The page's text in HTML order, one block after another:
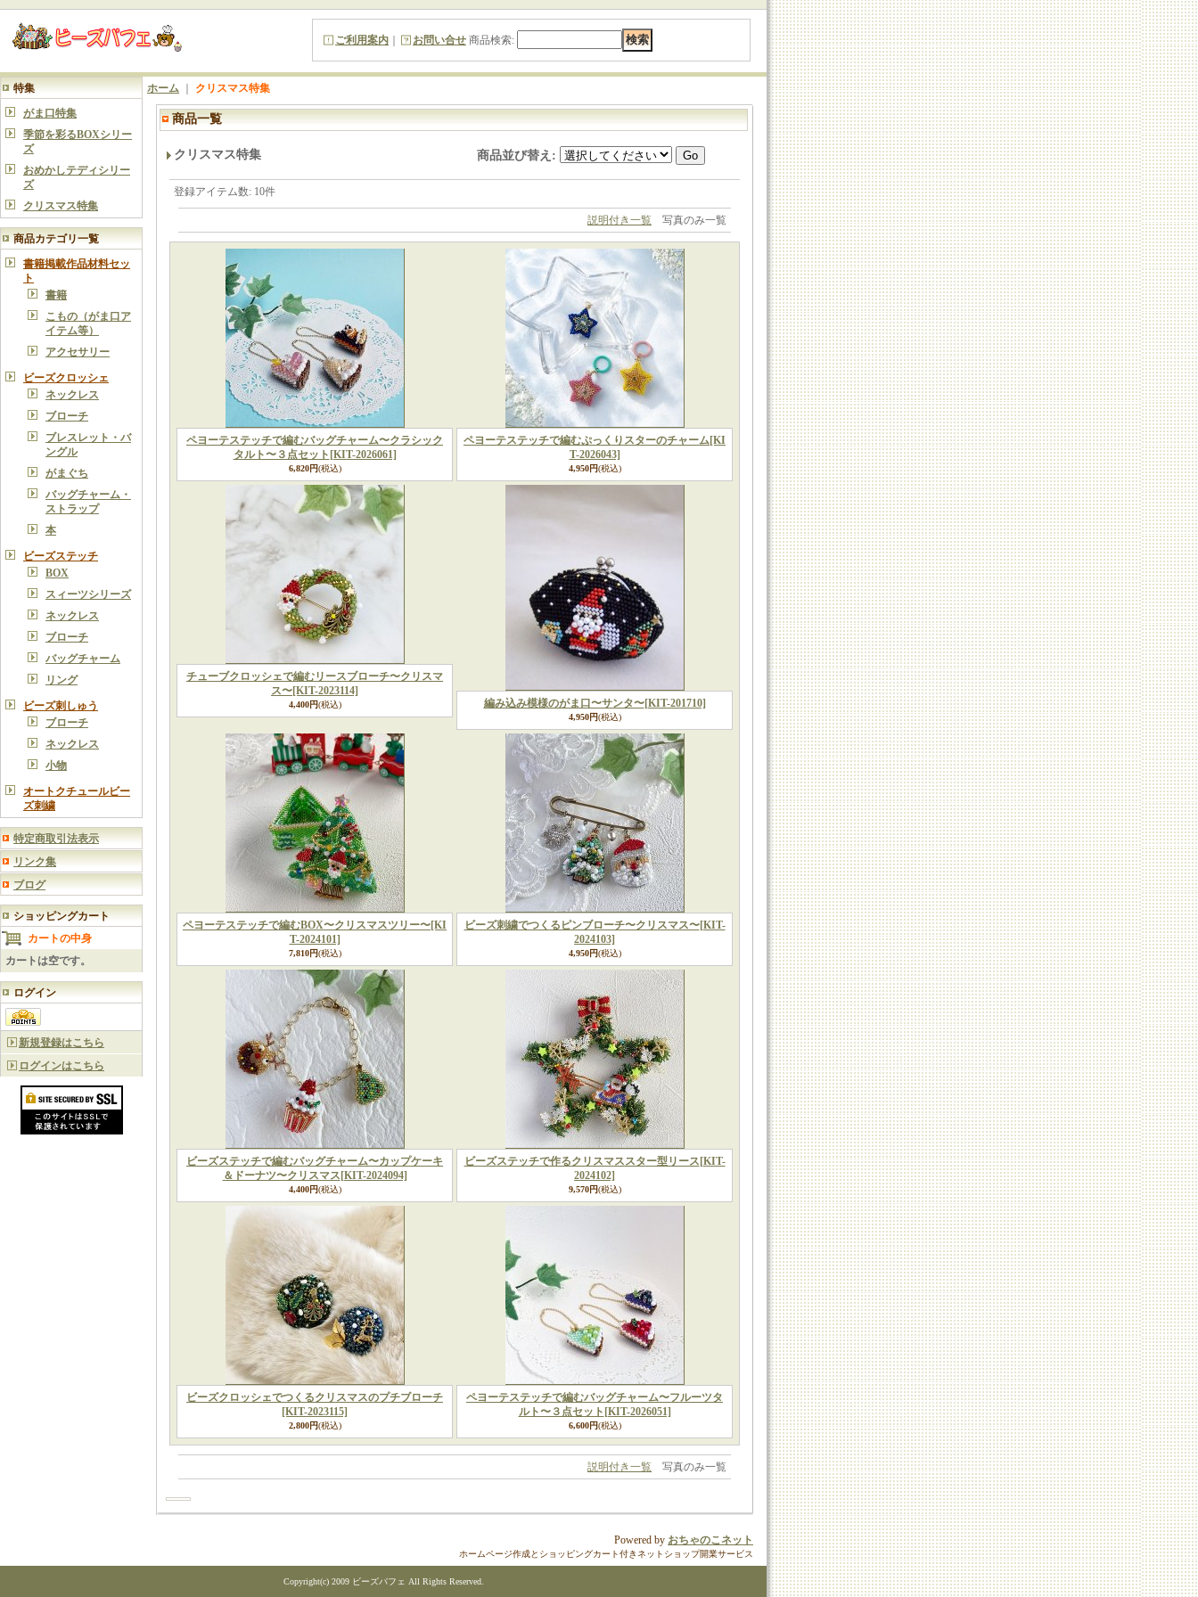
ご利用案内 お問い合せ 商品検索:
特集
がま口特集
季節を彩るBOXシリー
ズ
おめかしテディシリー
ズ
クリスマス特集
商品カテゴリ一覧
書籍掲載作品材料セッ
ト
書籍
こもの（がま口ア
イテム等）
アクセサリー
ビーズクロッシェ
ネックレス
ブローチ
ブレスレット・バ
ングル
がまぐち
バッグチャーム・
ストラップ
本
ビーズステッチ
BOX
スィーツシリーズ
ネックレス
ブローチ
バッグチャーム
リング
ビーズ刺しゅう
ブローチ
ネックレス
小物
オートクチュールビー
ズ刺繍
特定商取引法表示
リンク集
ブログ
ショッピングカート
カートの中身
カートは空です。
ログイン
新規登録はこちら
ログインはこちら
ホーム クリスマス特集
商品一覧
クリスマス特集 商品並び替え :
登録アイテム数: 10件
説明付き一覧 写真のみ一覧
ペヨーテステッチで編むバッグチャーム〜クラシック
タルト〜３点セット [KIT-2026061]
6,820円(税込)
ペヨーテステッチで編むぷっくりスターのチャーム[KI
T-2026043]
4,950円(税込)
チューブクロッシェで編むリースブローチ〜クリスマ
ス〜[KIT-2023114]
4,400円(税込) 編み込み模様のがま口〜サンタ〜[KIT-201710]
4,950円(税込)
ペヨーテステッチで編むBOX〜クリスマスツリー〜[KI
T-2024101]
7,810円(税込)
ビーズ刺繍でつくるピンブローチ〜クリスマス〜[KIT-
2024103]
4,950円(税込)
ビーズステッチで編むバッグチャーム〜カップケーキ
＆ドーナツ〜クリスマス [KIT-2024094]
4,400円(税込)
ビーズステッチで作るクリスマススター型リース [KIT-
2024102]
9,570円(税込)
ビーズクロッシェでつくるクリスマスのプチブローチ
[KIT-2023115]
2,800円(税込)
ペヨーテステッチで編むバッグチャーム〜フルーツタ
ルト〜３点セット [KIT-2026051]
6,600円(税込)
説明付き一覧 写真のみ一覧
Powered by おちゃのこネット
ホームページ作成とショッピングカート付きネットショップ開業サービス
Copyright(c) 2009 ビーズパフェ All Rights Reserved.